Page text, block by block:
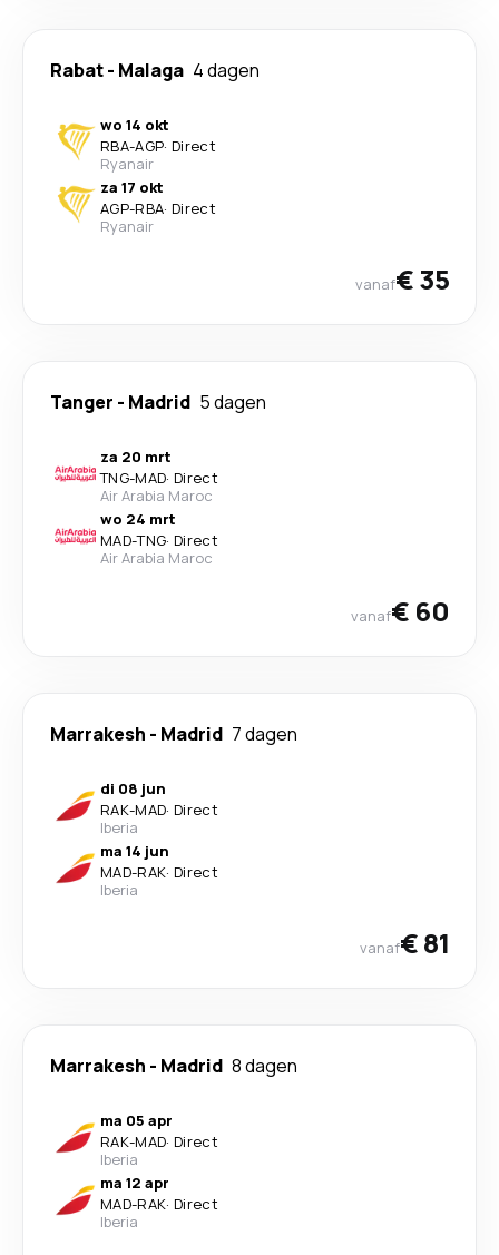
Rabat- Malaga 4 dagen
wo 14 okt
RBA-AGP· Direct
Ryanair
za 17 okt
AGP-RBA· Direct
Ryanair
vanaf€ 35
Tanger - Madrid 5 dagen
za 20 mrt
TNG-MAD· Direct
Air Arabia Maroc
wo 24 mrt
MAD-TNG· Direct
Air Arabia Maroc
vanaf€ 60
Marrakesh - Madrid 7 dagen
di 08 jun
RAK-MAD· Direct
Iberia
ma 14 jun
MAD-RAK· Direct
Iberia
vanaf€ 81
Marrakesh - Madrid 8 dagen
ma 05 apr
RAK-MAD· Direct
Iberia
ma 12 apr
MAD-RAK· Direct
Iberia